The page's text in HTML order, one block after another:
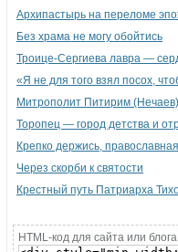
Архипастырь на переломе
Без храма не могу обойтись
Троице-Сергиева лавра —
«Я не для того взял посох,
Митрополит Питирим
Торопец — город детства и
Крепко держись,
Через скорби к святости
Крестный путь Патриарха
HTML-код для сайта или